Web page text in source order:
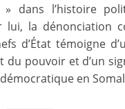
» dans l’histoire
lui, la dénonciation
d’État témoigne
du pouvoir et d’un
en